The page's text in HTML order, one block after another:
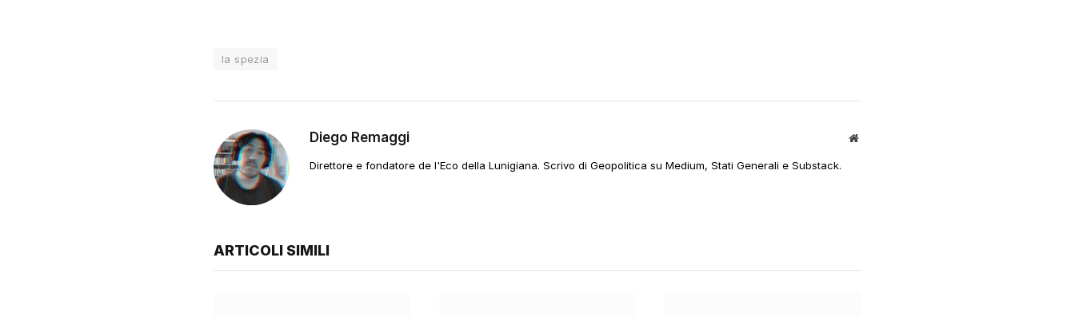
la spezia
Diego Remaggi
Sito
Direttore e fondatore de l'Eco della Lunigiana. Scrivo di Geopolitica su Medium, Stati Generali e Substack.
ARTICOLI SIMILI